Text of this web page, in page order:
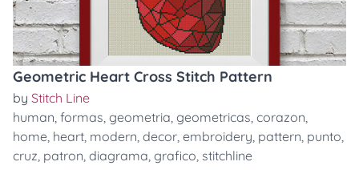
Geometric Heart Cross Stitch Pattern
by Stitch Line
human, formas, geometria, geometricas, corazon,
home, heart, modern, decor, embroidery, pattern, punto,
cruz, patron, diagrama, grafico, stitchline